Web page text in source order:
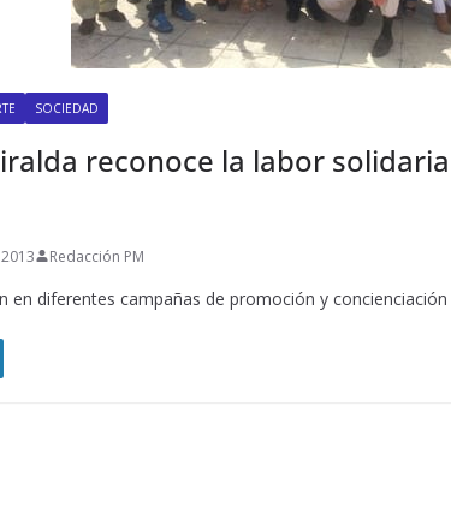
SOCIEDAD
reconoce la labor
Redacción PM
en diferentes campañas de promoción y